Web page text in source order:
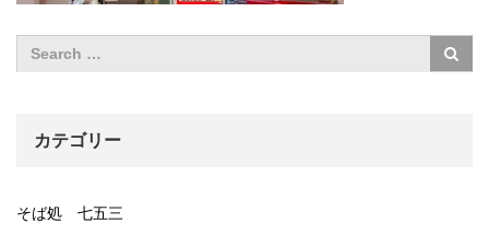
カテゴリー
そば処 七五三